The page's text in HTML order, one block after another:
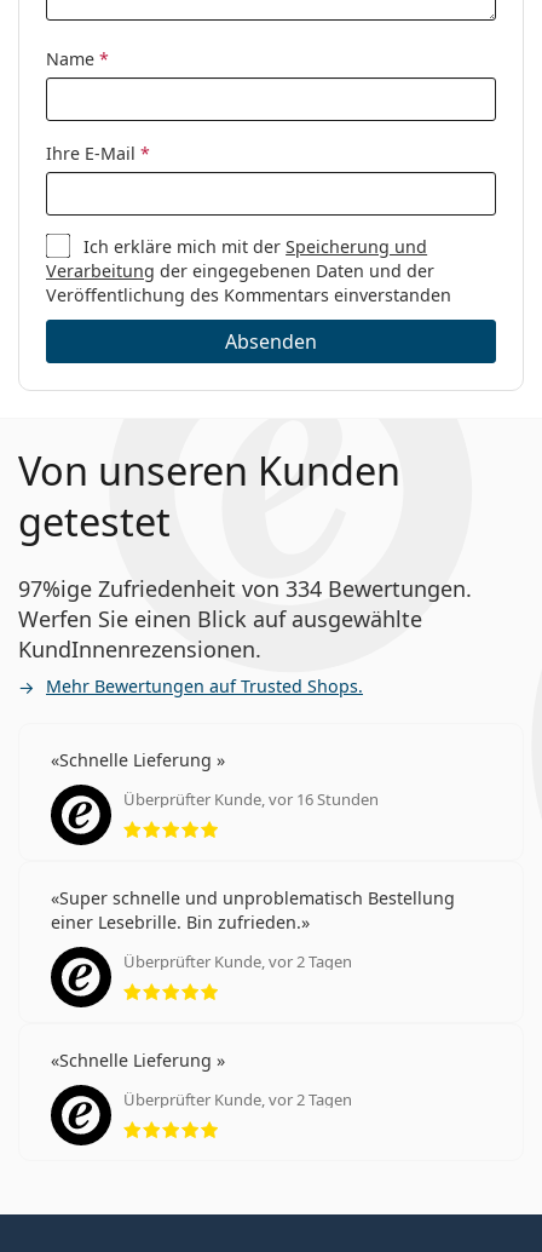
Code: 8847 PJP 18 54
Name *
Ihre E-Mail *
Ich erkläre mich mit derSpeicherung und
Verarbeitung der eingegebenen Daten und der
Veröffentlichung des Kommentars einverstanden
Absenden
Von unseren Kunden
getestet
97%ige Zufriedenheit von 334 Bewertungen.
Werfen Sie einen Blick auf ausgewählte
KundInnenrezensionen.
Mehr Bewertungen auf Trusted Shops.
Schnelle Lieferung
Überprüfter Kunde, vor 16 Stunden
Bewertung 5 aus 5
Super schnelle und unproblematisch Bestellung
einer Lesebrille. Bin zufrieden.
Überprüfter Kunde, vor 2 Tagen
Bewertung 5 aus 5
Schnelle Lieferung
Überprüfter Kunde, vor 2 Tagen
Bewertung 5 aus 5